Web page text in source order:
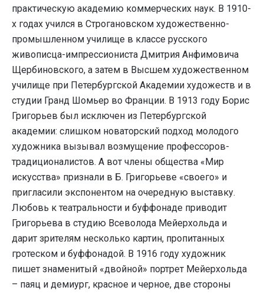
практическую академию коммерческих наук. В 1910-
х годах учился в Строгановском художественно-
промышленном училище в классе русского
живописца-импрессиониста Дмитрия Анфимовича
Щербиновского, а затем в Высшем художественном
училище при Петербургской Академии художеств и в
студии Гранд Шомьер во Франции. В 1913 году Борис
Григорьев был исключен из Петербургской
академии: слишком новаторский подход молодого
художника вызывал возмущение профессоров-
традиционалистов. А вот члены общества «Мир
искусства» признали в Б. Григорьеве «своего» и
пригласили экспонентом на очередную выставку.
Любовь к театральности и буффонаде приводит
Григорьева в студию Всеволода Мейерхольда и
дарит зрителям несколько картин, пропитанных
гротеском и буффонадой. В 1916 году художник
пишет знаменитый «двойной» портрет Мейерхольда
– паяц и демиург, красное и черное, две стороны